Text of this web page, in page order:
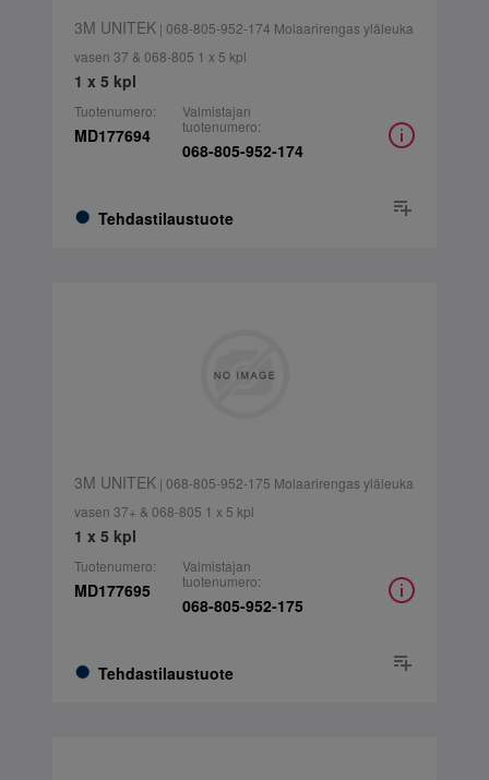
3M UNITEK| 068-805-952-174 Molaarirengas yläleuka
vasen 37 & 068-805 1 x 5 kpl
1 x 5 kpl
Tuotenumero:
MD177694
Tehdastilaustuote
Valmistajan
tuotenumero:
068-805-952-174
3M UNITEK| 068-805-952-175 Molaarirengas yläleuka
vasen 37+ & 068-805 1 x 5 kpl
1 x 5 kpl
Tuotenumero:
MD177695
Tehdastilaustuote
Valmistajan
tuotenumero:
068-805-952-175